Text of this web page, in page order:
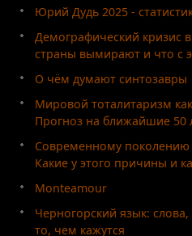
Юрий Дудь 2025 -
Демографический кризис
страны вымирают и что с
О чём думают синтозавры
Мировой тоталитаризм
Прогноз на ближайшие 50
Современному поколению
Какие у этого причины и
Monteamour
Черногорский язык:
то, чем кажутся